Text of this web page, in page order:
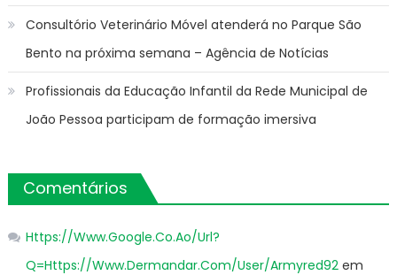
Consultório Veterinário Móvel atenderá no Parque São
Bento na próxima semana – Agência de Notícias
Profissionais da Educação Infantil da Rede Municipal de
João Pessoa participam de formação imersiva
Comentários
Https://Www.Google.Co.Ao/Url?
Q=Https://Www.Dermandar.Com/User/Armyred92em